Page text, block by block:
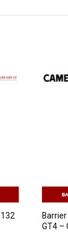
GT4 –